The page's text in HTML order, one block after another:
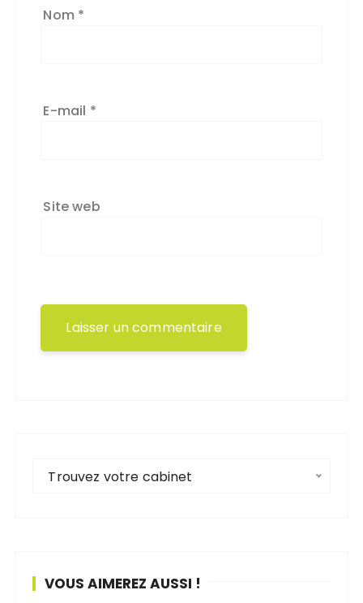
Nom *
E-mail *
Site web
Trouvez votre cabinet
VOUS AIMEREZ AUSSI !